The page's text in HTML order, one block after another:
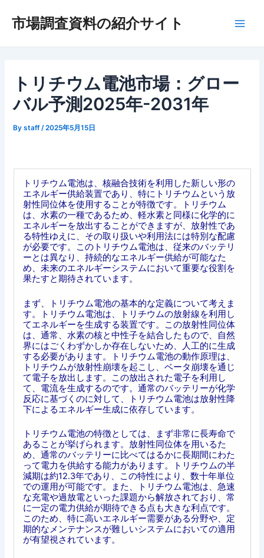
市場調査資料の紹介サイト
トリチウム電池市場：グロー
バル予測2025年-2031年
Bystaff /2025年5月15日
トリチウム電池は、核融合技術を利用した新しい形の
エネルギー供給装置であり、特にトリチウムという放
射性同位体を使用することが特徴です。トリチウム
は、水素の一種であるため、軽水素と同様に化学的に
エネルギーを放出することができますが、放射性であ
る特性ゆえに、その取り扱いや利用法には特別な配慮
が必要です。このトリチウム電池は、従来のバッテリ
ーとは異なり、持続的なエネルギー供給が可能なた
め、未来のエネルギーシステムにおいて重要な役割を
果たすと期待されています。
まず、トリチウム電池の基本的な定義について考えま
す。トリチウム電池は、トリチウムの放射線を利用し
てエネルギーを生成する装置です。この放射性同位体
は、通常、水素の核と中性子を結合したもので、自然
界にはごくわずかしか存在しないため、人工的に生成
する必要があります。トリチウム電池の動作原理は、
トリチウムが放射性崩壊を起こし、ベータ崩壊を通じ
て電子を放出します。この放出された電子を利用し
て、電流を生成するのです。通常のバッテリーが化学
反応に基づくのに対して、トリチウム電池は放射性降
下によるエネルギー生成に依存しています。
トリチウム電池の特徴としては、まず非常に長寿命で
あることが挙げられます。放射性同位体を用いるた
め、通常のバッテリーに比べてはるかに長期間にわた
って電力を供給する能力があります。トリチウムの半
減期は約12.3年であり、この特性により、数十年単位
での運用が可能です。また、トリチウム電池は、急速
な充電や過放電といった課題から解放されており、常
に一定の電力供給が期待できる点も大きな利点です。
このため、特に高いエネルギー需要がある分野や、定
期的なメンテナンスが難しいシステムにおいての適用
が有望視されています。